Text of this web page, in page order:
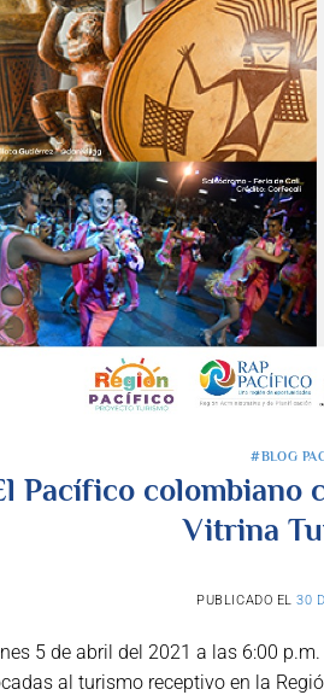
#BLOG
Pacífico colombiano
Vitrina
PUBLICADO EL30
5 de abril del 2021 a las 6:00
al turismo receptivo en la